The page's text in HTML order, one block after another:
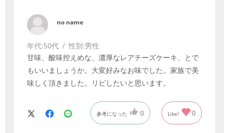
no name
年代:50代 性別:男性
甘味、酸味控えめな、濃厚なレアチーズケーキ、とで
もいいましょうか。大変好みなお味でした。家族で美
味しく頂きました。リピしたいと思います。
参考になった 0 Like! 0